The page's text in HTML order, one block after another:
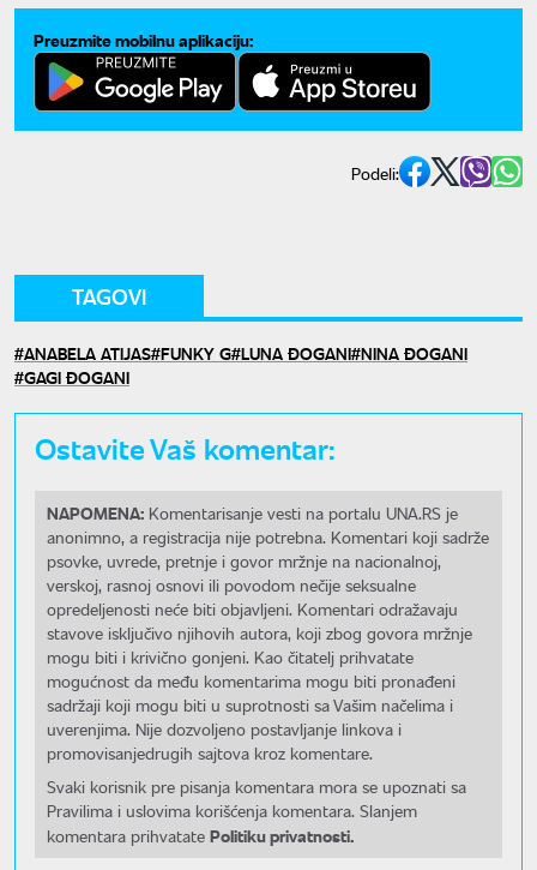
Preuzmite mobilnu aplikaciju:
Podeli:
TAGOVI
ANABELA ATIJAS FUNKY G LUNA ĐOGANI NINA ĐOGANI
GAGI ĐOGANI
Ostavite Vaš komentar:
NAPOMENA: Komentarisanje vesti na portalu UNA.RS je
anonimno, a registracija nije potrebna. Komentari koji sadrže
psovke, uvrede, pretnje i govor mržnje na nacionalnoj,
verskoj, rasnoj osnovi ili povodom nečije seksualne
opredeljenosti neće biti objavljeni. Komentari odražavaju
stavove isključivo njihovih autora, koji zbog govora mržnje
mogu biti i krivično gonjeni. Kao čitatelj prihvatate
mogućnost da među komentarima mogu biti pronađeni
sadržaji koji mogu biti u suprotnosti sa Vašim načelima i
uverenjima. Nije dozvoljeno postavljanje linkova i
promovisanjedrugih sajtova kroz komentare.
Svaki korisnik pre pisanja komentara mora se upoznati sa
Pravilima i uslovima korišćenja komentara. Slanjem
komentara prihvatate Politiku privatnosti.